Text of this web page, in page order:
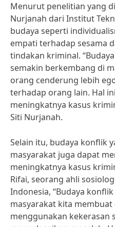
Menurut penelitian yang
Nurjanah dari Institut
budaya seperti
empati terhadap sesama
tindakan kriminal.
semakin berkembang di
orang cenderung lebih
terhadap orang lain. Hal
meningkatnya kasus
Siti Nurjanah.
Selain itu, budaya konflik
masyarakat juga dapat
meningkatnya kasus
Rifai, seorang ahli
Indonesia, “Budaya
masyarakat kita
menggunakan kekerasan